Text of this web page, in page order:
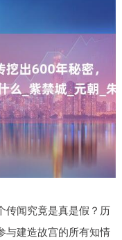
传闻究竟是真是假？历
与建造故宫的所有知情